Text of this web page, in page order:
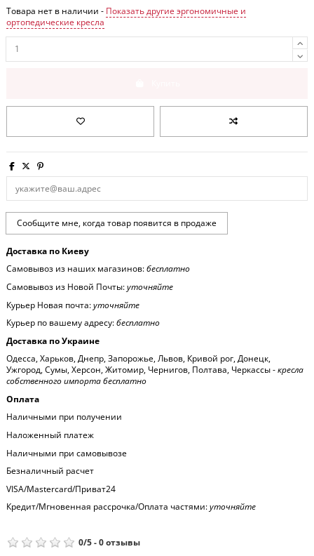
Товара нет в наличии - Показать другие эргономичные и
ортопедические кресла
Доставка по Киеву
Самовывоз из наших магазинов:бесплатно
Самовывоз из Новой Почты:уточняйте
Курьер Новая почта:уточняйте
Курьер по вашему адресу:бесплатно
Доставка по Украине
Одесса, Харьков, Днепр, Запорожье, Львов, Кривой рог, Донецк,
Ужгород, Сумы, Херсон, Житомир, Чернигов, Полтава, Черкассы -кресла
собственного импорта бесплатно
Оплата
Наличными при получении
Наложенный платеж
Наличными при самовывозе
Безналичный расчет
VISA/Mastercard/Приват24
Кредит/Мгновенная рассрочка/Оплата частями:уточняйте
0/5-0отзывы